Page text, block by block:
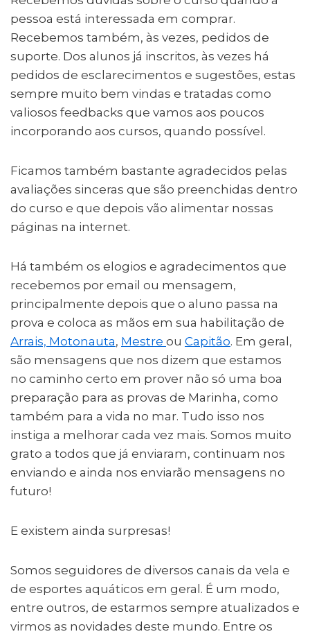
A
p
p
Li
n
k
b
o
o
k
r
dI
n
ra
m
pessoa está interessada em comprar.
Recebemos também, às vezes, pedidos de
suporte. Dos alunos já inscritos, às vezes há
pedidos de esclarecimentos e sugestões, estas
sempre muito bem vindas e tratadas como
valiosos feedbacks que vamos aos poucos
incorporando aos cursos, quando possível.
Ficamos também bastante agradecidos pelas
avaliações sinceras que são preenchidas dentro
do curso e que depois vão alimentar nossas
páginas na internet.
Há também os elogios e agradecimentos que
recebemos por email ou mensagem,
principalmente depois que o aluno passa na
prova e coloca as mãos em sua habilitação de
Arrais, Motonauta, Mestre ou Capitão. Em geral,
são mensagens que nos dizem que estamos
no caminho certo em prover não só uma boa
preparação para as provas de Marinha, como
também para a vida no mar. Tudo isso nos
instiga a melhorar cada vez mais. Somos muito
grato a todos que já enviaram, continuam nos
enviando e ainda nos enviarão mensagens no
futuro!
E existem ainda surpresas!
Somos seguidores de diversos canais da vela e
de esportes aquáticos em geral. É um modo,
entre outros, de estarmos sempre atualizados e
virmos as novidades deste mundo. Entre os